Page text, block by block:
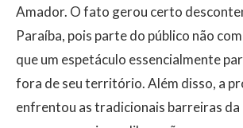
Amador. O fato gerou certo
Paraíba, pois parte do público não
que um espetáculo essencialmente
fora de seu território. Além disso, a
enfrentou as tradicionais barreiras da